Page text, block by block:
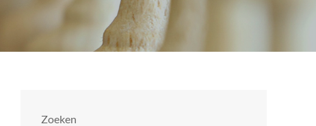
Zoeken